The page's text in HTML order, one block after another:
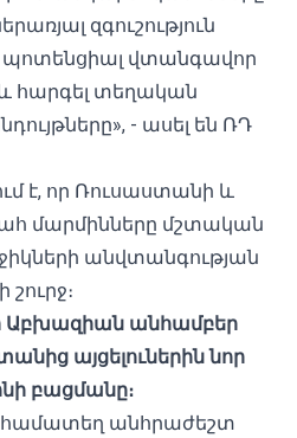
զգուշություն
պոտենցիալ վտանգավոր
հարգել տեղական
- ասել են ՌԴ
է, որ Ռուսաստանի և
մարմինները մշտական
անվտանգության
Աբխազիան անհամբեր
այցելուներին նոր
բացմանը։
համատեղ անհրաժեշտ